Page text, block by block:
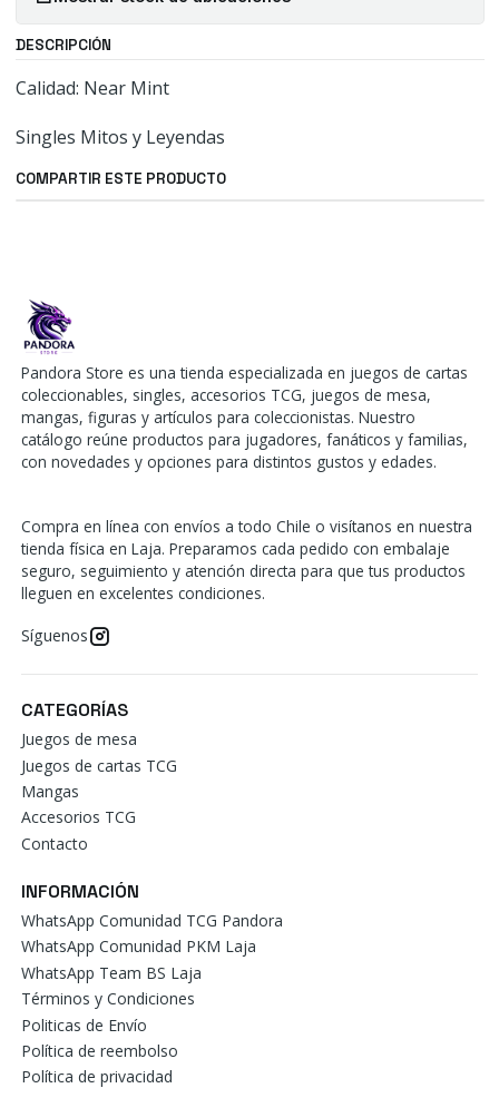
DESCRIPCIÓN
Calidad: Near Mint
Singles Mitos y Leyendas
COMPARTIR ESTE PRODUCTO
Pandora Store es una tienda especializada en juegos de cartas
coleccionables, singles, accesorios TCG, juegos de mesa,
mangas, figuras y artículos para coleccionistas. Nuestro
catálogo reúne productos para jugadores, fanáticos y familias,
con novedades y opciones para distintos gustos y edades.
Compra en línea con envíos a todo Chile o visítanos en nuestra
tienda física en Laja. Preparamos cada pedido con embalaje
seguro, seguimiento y atención directa para que tus productos
lleguen en excelentes condiciones.
Síguenos
CATEGORÍAS
Juegos de mesa
Juegos de cartas TCG
Mangas
Accesorios TCG
Contacto
INFORMACIÓN
WhatsApp Comunidad TCG Pandora
WhatsApp Comunidad PKM Laja
WhatsApp Team BS Laja
Términos y Condiciones
Politicas de Envío
Política de reembolso
Política de privacidad